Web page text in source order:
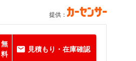
提供：
無
料
見積もり・在庫確認